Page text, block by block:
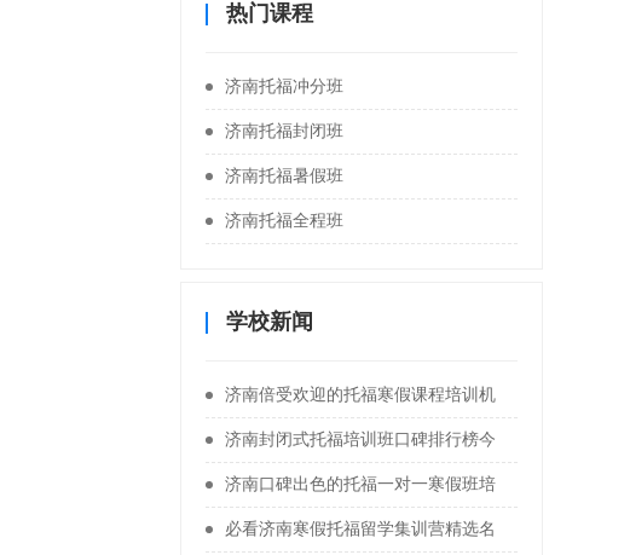
热门课程
济南托福冲分班
济南托福封闭班
济南托福暑假班
济南托福全程班
学校新闻
济南倍受欢迎的托福寒假课程培训机
济南封闭式托福培训班口碑排行榜今
济南口碑出色的托福一对一寒假班培
必看济南寒假托福留学集训营精选名